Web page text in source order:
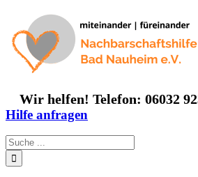
springen
Wir helfen! Telefon: 06032
Hilfe anfragen
Suche
nach: